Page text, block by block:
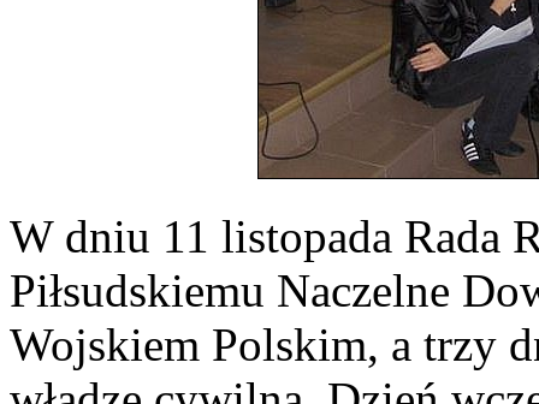
W dniu 11 listopada Rada
Piłsudskiemu Naczelne
Wojskiem Polskim, a trzy